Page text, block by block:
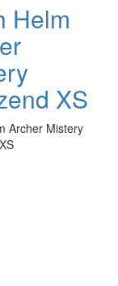
Helm
XS
Archer Mistery